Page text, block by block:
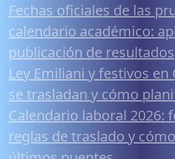
Fechas oficiales de las
calendario académico:
publicación de resultados
Ley Emiliani y festivos
se trasladan y cómo
Calendario laboral 2026:
reglas de traslado y